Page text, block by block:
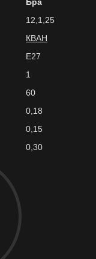
12,1,25
КВАН
E27
1
60
0,18
0,15
0,30